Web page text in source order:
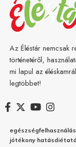
Az Éléstár nemcsak
történetéről,
mi lapul az
legtöbbet!
egészségfelhasználás
jótékony hatásdiéta